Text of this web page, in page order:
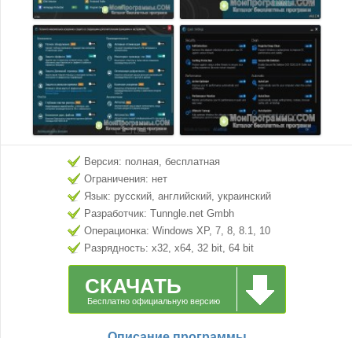
Версия: полная, бесплатная
Ограничения: нет
Язык: русский, английский, украинский
Разработчик: Tunngle.net Gmbh
Операционка: Windows XP, 7, 8, 8.1, 10
Разрядность: x32, x64, 32 bit, 64 bit
СКАЧАТЬ
Бесплатно официальную версию